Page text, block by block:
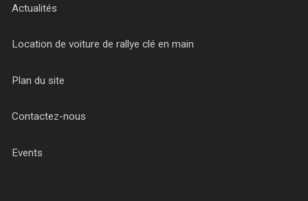
Actualités
Location de voiture de rallye clé en main
Plan du site
Contactez-nous
Events